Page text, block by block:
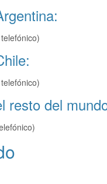
resto del